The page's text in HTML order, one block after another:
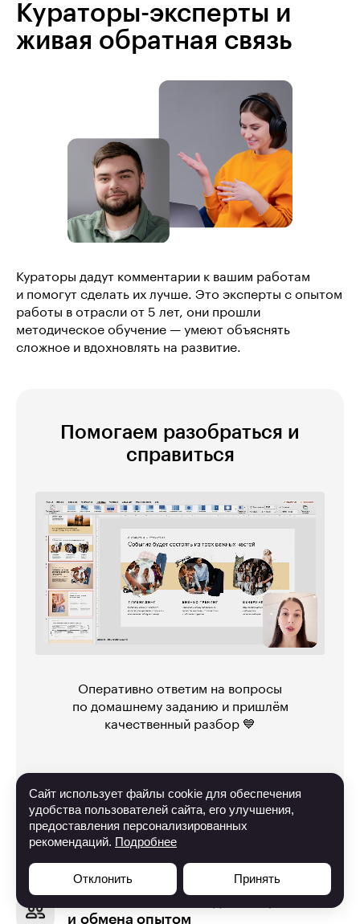
Кураторы-эксперты и
живая обратная связь
Кураторы дадут комментарии к вашим работам
и помогут сделать их лучше. Это эксперты с опытом
работы в отрасли от 5 лет, они прошли
методическое обучение — умеют объяснять
сложное и вдохновлять на развитие.
Помогаем разобраться и
справиться
Оперативно ответим на вопросы
по домашнему заданию и пришлём
качественный разбор 💙
Примеры обратной связи
и обмена опытом
Сайт использует файлы cookie для обеспечения
удобства пользователей сайта, его улучшения,
предоставления персонализированных
рекомендаций. Подробнее
Отклонить Принять